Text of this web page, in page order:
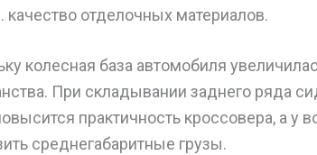
качество отделочных материалов.
колесная база автомобиля
При складывании заднего ряда
практичность кроссовера, а у
среднегабаритные грузы.